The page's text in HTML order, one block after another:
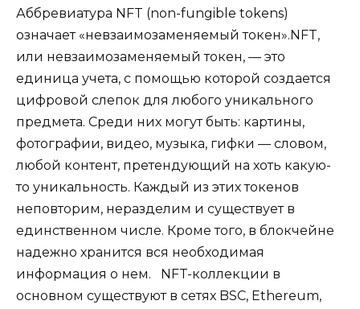
Аббревиатура NFT (non-fungible tokens)
означает «невзаимозаменяемый токен».NFT,
или невзаимозаменяемый токен, — это
единица учета, с помощью которой создается
цифровой слепок для любого уникального
предмета. Среди них могут быть: картины,
фотографии, видео, музыка, гифки — словом,
любой контент, претендующий на хоть какую-
то уникальность. Каждый из этих токенов
неповторим, неразделим и существует в
единственном числе. Кроме того, в блокчейне
надежно хранится вся необходимая
информация о нем.⠀NFT-коллекции в
основном существуют в сетях BSC, Ethereum,